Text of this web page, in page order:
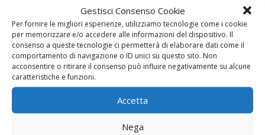
Gestisci Consenso Cookie
Per fornire le migliori esperienze, utilizziamo tecnologie come i cookie
per memorizzare e/o accedere alle informazioni del dispositivo. Il
consenso a queste tecnologie ci permetterà di elaborare dati come il
comportamento di navigazione o ID unici su questo sito. Non
acconsentire o ritirare il consenso può influire negativamente su alcune
caratteristiche e funzioni.
Accetta
Nega
con noi risparmiare è davvero possibile
tutto quello che vi abbiamo raccontato fino a ora, ci
teniamo anche a rassicurarvi anche per tutto quello
che riguarda l’aspetto economico. Infatti, nonostante ci
avvaliamo solo di personale altamente qualificato e
vendiamoAvvolgibili Motorizzate Cocciano
prima qualità, siamo in grado di assicurarvi che i nostri
prezzi sono assolutamente fra i più convenienti in
circolazione. Noi siamo soliti lavorare in modo
assolutamente perfetto e velocemente perché il